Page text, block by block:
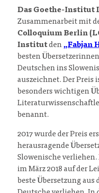
Das Goethe-Institut
Zusammenarbeit mit
Colloquium Berlin
Institutden „Fabjan
besten
Deutschen ins
auszeichnet. Der Preis
besonders wichtigen
benannt.
2017 wurde der Preis
herausragende
Slowenische verliehen.
im März 2018 auf der
beste Übersetzung aus